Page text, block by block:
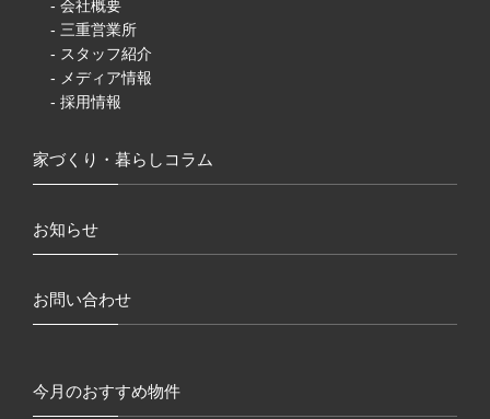
- 会社概要
- 三重営業所
- スタッフ紹介
- メディア情報
- 採用情報
家づくり・暮らしコラム
お知らせ
お問い合わせ
今月のおすすめ物件